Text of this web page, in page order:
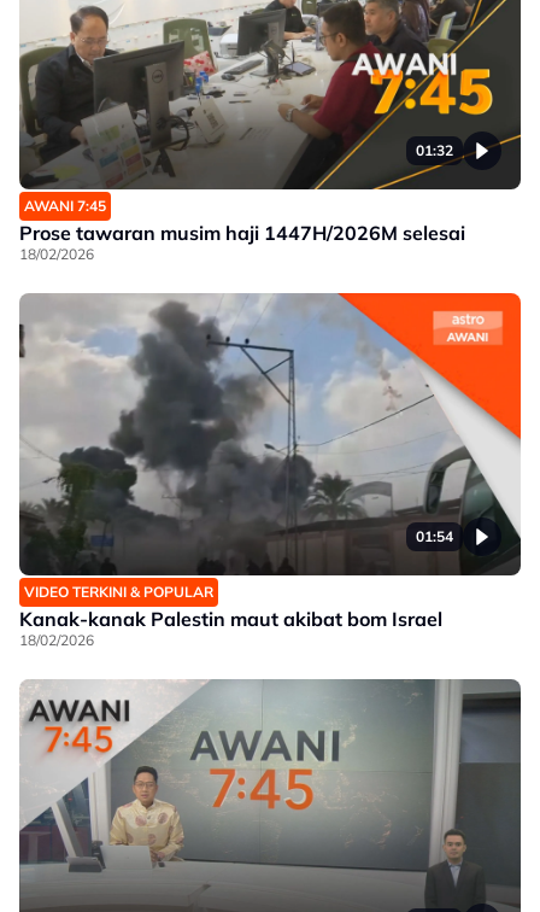
01:32
AWANI 7:45
Prose tawaran musim haji 1447H/2026M selesai
18/02/2026
01:54
VIDEO TERKINI & POPULAR
Kanak-kanak Palestin maut akibat bom Israel
18/02/2026